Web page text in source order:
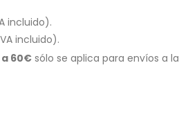
incluido).
incluido).
60€ sólo se aplica para envíos a la